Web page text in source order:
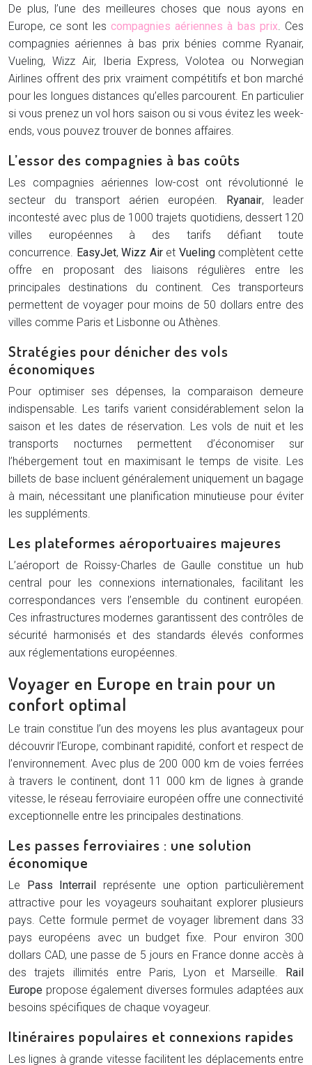
De plus, l’une des meilleures choses que nous ayons en
Europe, ce sont les compagnies aériennes à bas prix. Ces
compagnies aériennes à bas prix bénies comme Ryanair,
Vueling, Wizz Air, Iberia Express, Volotea ou Norwegian
Airlines offrent des prix vraiment compétitifs et bon marché
pour les longues distances qu’elles parcourent. En particulier
si vous prenez un vol hors saison ou si vous évitez les week-
ends, vous pouvez trouver de bonnes affaires.
L’essor des compagnies à bas coûts
Les compagnies aériennes low-cost ont révolutionné le
secteur du transport aérien européen. Ryanair, leader
incontesté avec plus de 1000 trajets quotidiens, dessert 120
villes européennes à des tarifs défiant toute
concurrence. EasyJet,Wizz Airet Vuelingcomplètent cette
offre en proposant des liaisons régulières entre les
principales destinations du continent. Ces transporteurs
permettent de voyager pour moins de 50 dollars entre des
villes comme Paris et Lisbonne ou Athènes.
Stratégies pour dénicher des vols
économiques
Pour optimiser ses dépenses, la comparaison demeure
indispensable. Les tarifs varient considérablement selon la
saison et les dates de réservation. Les vols de nuit et les
transports nocturnes permettent d’économiser sur
l’hébergement tout en maximisant le temps de visite. Les
billets de base incluent généralement uniquement un bagage
à main, nécessitant une planification minutieuse pour éviter
les suppléments.
Les plateformes aéroportuaires majeures
L’aéroport de Roissy-Charles de Gaulle constitue un hub
central pour les connexions internationales, facilitant les
correspondances vers l’ensemble du continent européen.
Ces infrastructures modernes garantissent des contrôles de
sécurité harmonisés et des standards élevés conformes
aux réglementations européennes.
Voyager en Europe en train pour un
confort optimal
Le train constitue l’un des moyens les plus avantageux pour
découvrir l’Europe, combinant rapidité, confort et respect de
l’environnement. Avec plus de 200 000 km de voies ferrées
à travers le continent, dont 11 000 km de lignes à grande
vitesse, le réseau ferroviaire européen offre une connectivité
exceptionnelle entre les principales destinations.
Les passes ferroviaires : une solution
économique
Le Pass Interrail représente une option particulièrement
attractive pour les voyageurs souhaitant explorer plusieurs
pays. Cette formule permet de voyager librement dans 33
pays européens avec un budget fixe. Pour environ 300
dollars CAD, une passe de 5 jours en France donne accès à
des trajets illimités entre Paris, Lyon et Marseille. Rail
Europe propose également diverses formules adaptées aux
besoins spécifiques de chaque voyageur.
Itinéraires populaires et connexions rapides
Les lignes à grande vitesse facilitent les déplacements entre